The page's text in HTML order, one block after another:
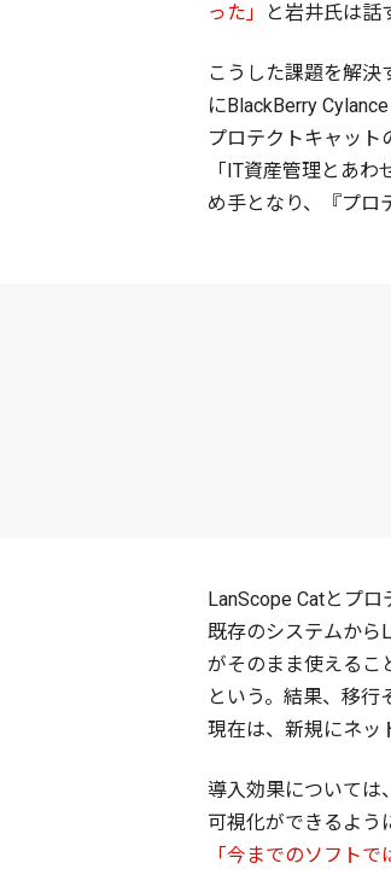
った」
と岩井氏は話
こうした課題を解
にBlackBerry
プロテクトキャット
「IT資産管理とあ
め手となり、『プロ
LanScope Catとプ
既存のシステムから
がそのまま使えるこ
という。結果、移行
現在は、新規にネッ
導入効果については
可視化ができるよう
「今までのソフト